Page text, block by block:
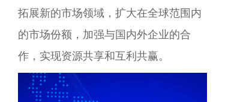
拓展新的市场领域，扩大在全球范围内
的市场份额，加强与国内外企业的合
作，实现资源共享和互利共赢。